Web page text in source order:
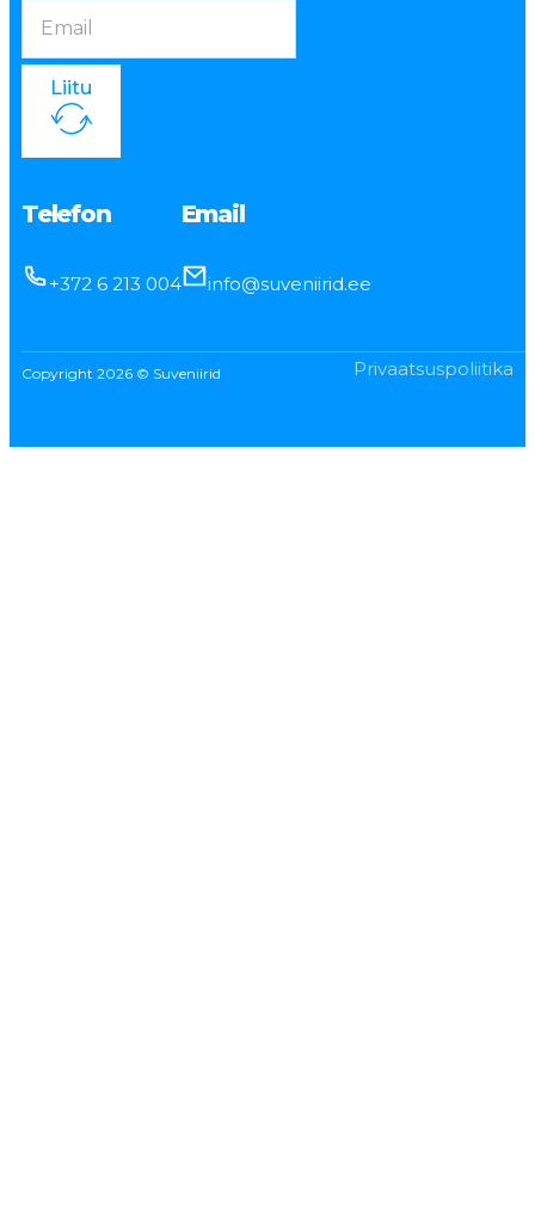
Liitu
Telefon
+372 6 213 004
Email
info@suveniirid.ee
Copyright 2026 © Suveniirid Privaatsuspoliitika